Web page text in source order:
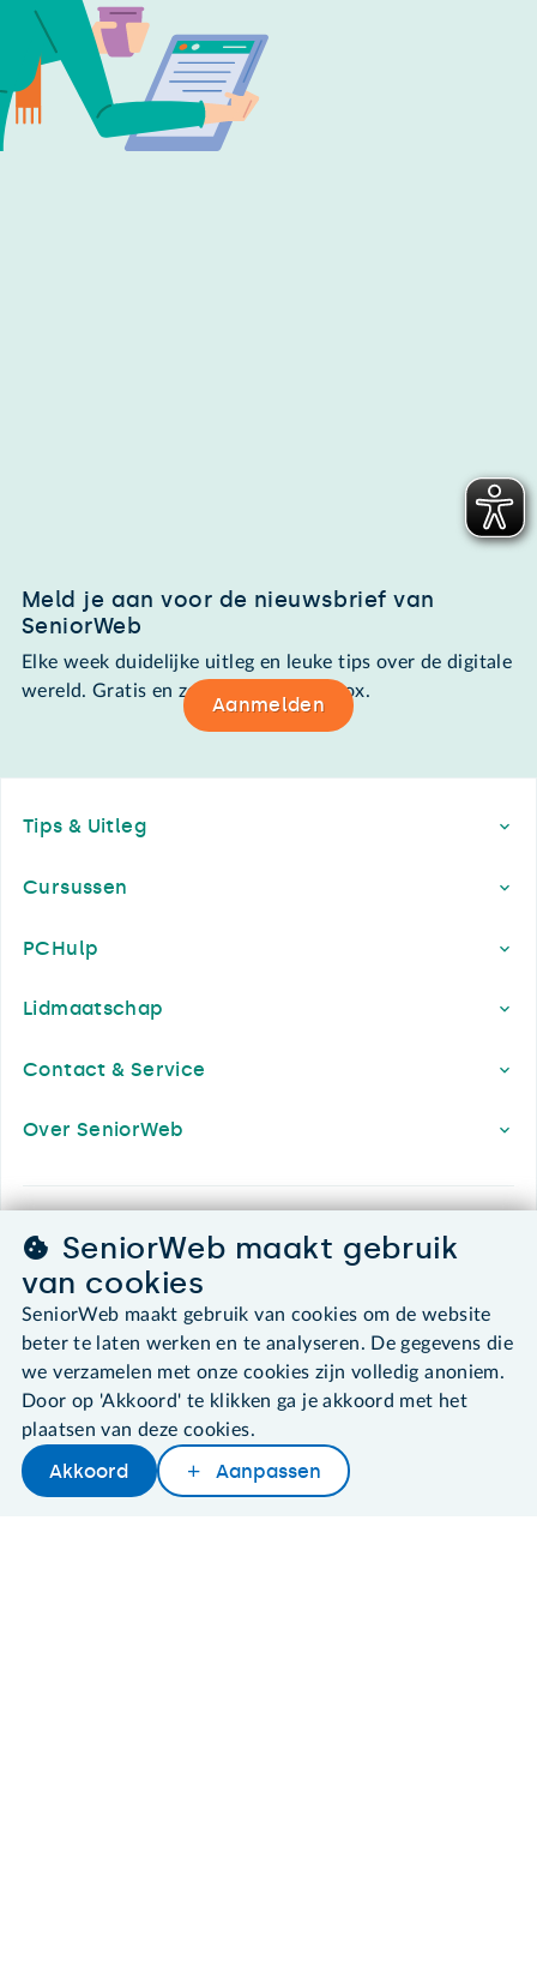
Later lezenDelenWoordenboek
Meld je aan voor de nieuwsbrief van
SeniorWeb
Elke week duidelijke uitleg en leuke tips over de digitale
wereld. Gratis en zomaar in de mailbox.
Aanmelden
Tips & Uitleg
Cursussen
PCHulp
Lidmaatschap
Contact & Service
Over SeniorWeb
SeniorWeb.
De computerhulp voor u.
030 - 276 99 65
leden@seniorweb.nl
©2026 SeniorWeb
SeniorWeb maakt gebruik
van cookies
SeniorWeb maakt gebruik van cookies om de website
beter te laten werken en te analyseren. De gegevens die
we verzamelen met onze cookies zijn volledig anoniem.
Door op 'Akkoord' te klikken ga je akkoord met het
plaatsen van deze cookies.
Akkoord Aanpassen